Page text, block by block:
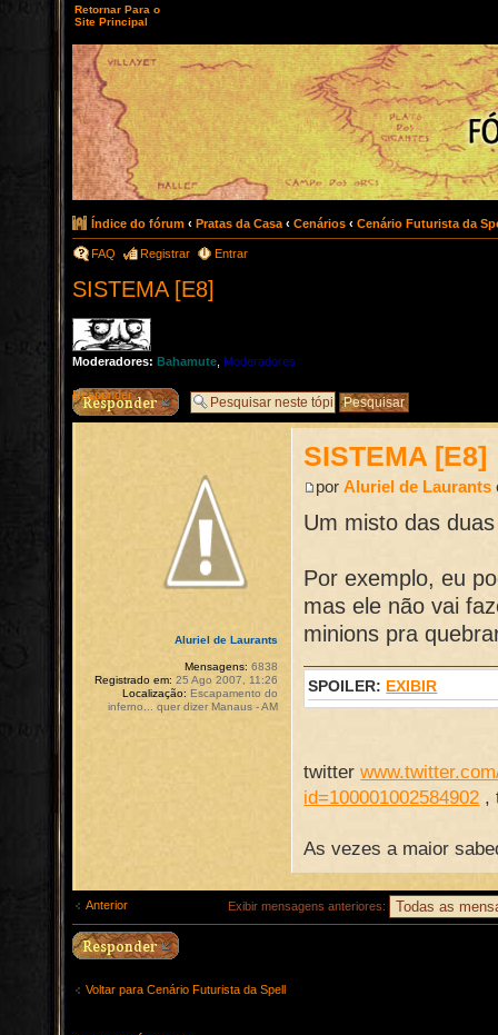
Retornar Para o
Site Principal
Índice do fórum ‹ Pratas da Casa ‹ Cenários ‹ Cenário Futurista da
FAQ Registrar Entrar
SISTEMA [E8]
Moderadores: Bahamute Moderadores
Responder
SISTEMA [E8]
por Aluriel de Laurants
Um misto das
Por exemplo, eu
mas ele não vai
minions pra
SPOILER: EXIBIR
twitter
id=100001002584902 ,
As vezes a maior
Aluriel de Laurants
Mensagens: 6838
Registrado em: 25 Ago 2007, 11:26
Localização: Escapamento do
inferno... quer dizer Manaus - AM
Anterior Exibir mensagens anteriores:
Voltar para Cenário Futurista da Spell